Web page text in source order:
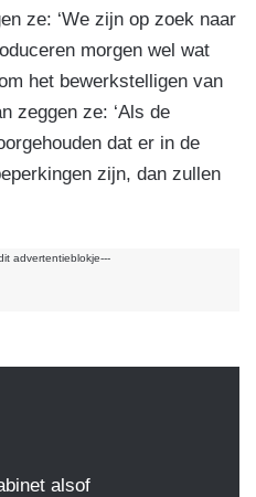
ze: ‘We zijn op zoek naar
morgen wel wat
het bewerkstelligen van
zeggen ze: ‘Als de
dat er in de
zijn, dan zullen
advertentieblokje---
alsof